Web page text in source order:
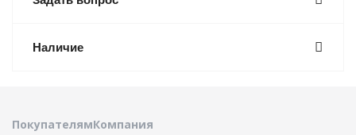
Наличие
ПокупателямКомпания